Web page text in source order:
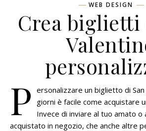
WEB DESIGN
Crea biglietti
P ersonalizzare un biglietto di
giorni è facile come acquistare
Invece di inviare al tuo amato o
acquistato in negozio, che anche altre